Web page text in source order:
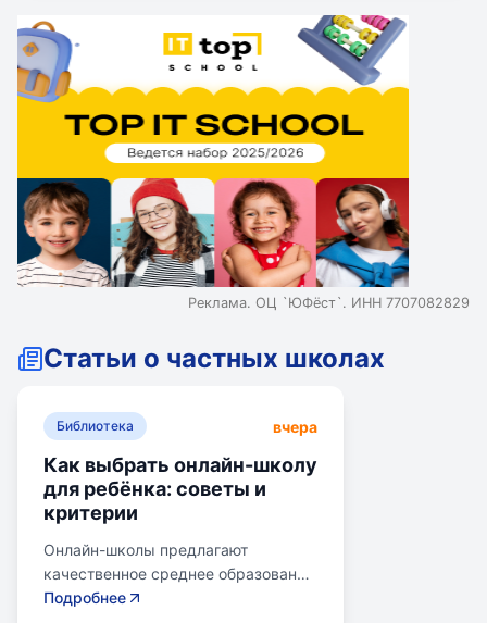
Реклама. ОЦ `ЮФёст`. ИНН 7707082829
Статьи о частных школах
Библиотека вчера
Как выбрать онлайн-школу
для ребёнка: советы и
критерии
Онлайн-школы предлагают
качественное среднее образование
без привязки к району. Важно
Подробнее